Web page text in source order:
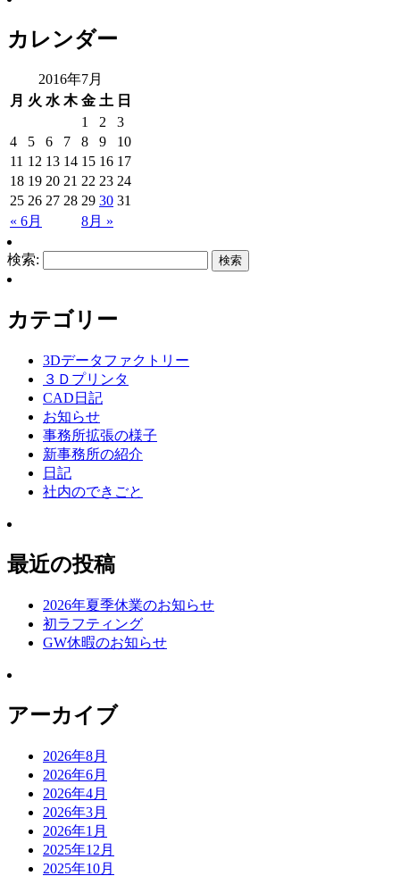
カレンダー
2016年7月
月 火 水 木 金 土 日
« 6月 8月 »
1 2
3
4
5 6 7 8 9
10
11 12 13 14 15 16 17
18 19 20 21 22 23 24
25 26 27 28 29 30 31
検索:
カテゴリー
3Dデータファクトリー
３Ｄプリンタ
CAD日記
お知らせ
事務所拡張の様子
新事務所の紹介
日記
社内のできごと
最近の投稿
2026年夏季休業のお知らせ
初ラフティング
GW休暇のお知らせ
アーカイブ
2026年8月
2026年6月
2026年4月
2026年3月
2026年1月
2025年12月
2025年10月